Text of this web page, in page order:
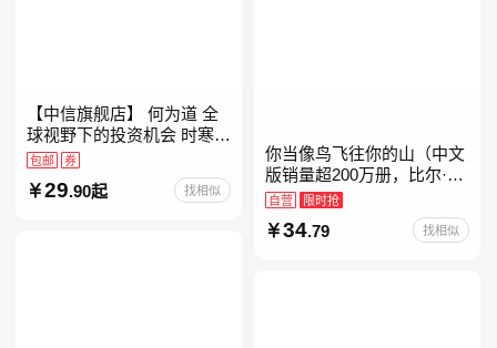
【中信旗舰店】 何为道 全
球视野下的投资机会 时寒冰
大道 段永平投资问答录穷查
理宝典 红利指数基金指南芒
格之道 纳瓦尔
包邮 券
29.90起 找相似
你当像鸟飞往你的山（中文
版销量超200万册，比尔·盖
茨年度特别推荐！登顶《纽
约时报》畅销榜80+周，这
本书比你听说的还要
自营 限时抢
34.79 找相似